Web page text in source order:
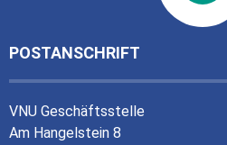
POSTANSCHRIFT
VNU Geschäftsstelle
Am Hangelstein 8